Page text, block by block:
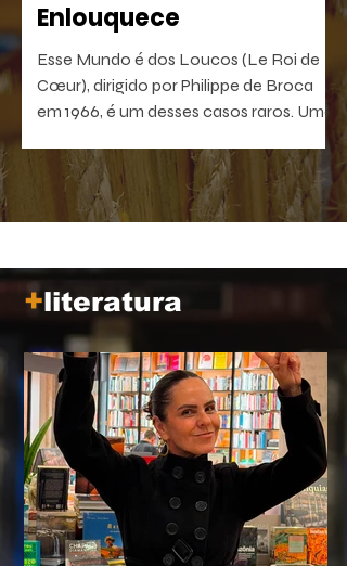
Enlouquece
Esse Mundo é dos Loucos (Le Roi de
Cœur), dirigido por Philippe de Broca
em 1966, é um desses casos raros. Uma
devastadora no que sugere. Um filme
que, quanto mais distante fica no
tempo, mais próximo parece de nós.
+literatura